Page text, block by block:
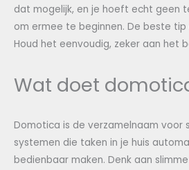
dat mogelijk, en je hoeft echt geen
om ermee te beginnen. De beste
Houd het eenvoudig, zeker aan het
Wat doet
Domotica is de verzamelnaam voor
systemen die taken in je huis
bedienbaar maken. Denk aan